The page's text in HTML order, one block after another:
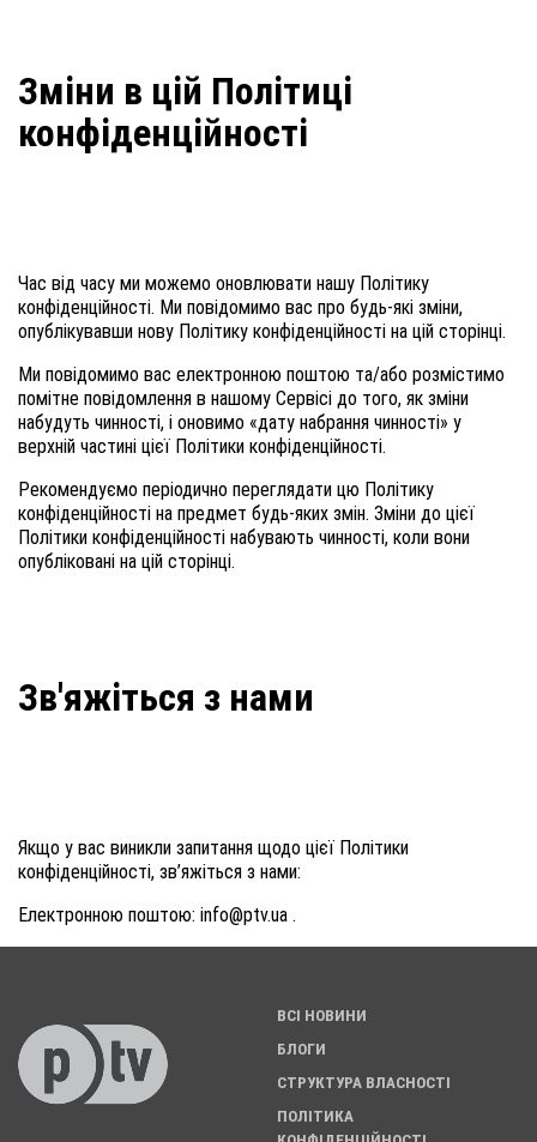
Зміни в цій Політиці
конфіденційності
Час від часу ми можемо оновлювати нашу Політику
конфіденційності. Ми повідомимо вас про будь-які зміни,
опублікувавши нову Політику конфіденційності на цій сторінці.
Ми повідомимо вас електронною поштою та/або розмістимо
помітне повідомлення в нашому Сервісі до того, як зміни
набудуть чинності, і оновимо «дату набрання чинності» у
верхній частині цієї Політики конфіденційності.
Рекомендуємо періодично переглядати цю Політику
конфіденційності на предмет будь-яких змін. Зміни до цієї
Політики конфіденційності набувають чинності, коли вони
опубліковані на цій сторінці.
Зв'яжіться з нами
Якщо у вас виникли запитання щодо цієї Політики
конфіденційності, зв’яжіться з нами:
Електронною поштою: info@ptv.ua .
ВСІ НОВИНИ
БЛОГИ
СТРУКТУРА ВЛАСНОСТІ
ПОЛІТИКА